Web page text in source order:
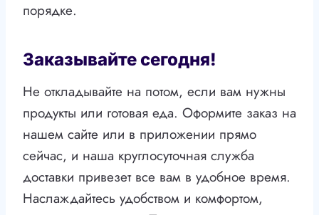
порядке.
Заказывайте сегодня!
Не откладывайте на потом, если вам нужны
продукты или готовая еда. Оформите заказ на
нашем сайте или в приложении прямо
сейчас, и наша круглосуточная служба
доставки привезет все вам в удобное время.
Наслаждайтесь удобством и комфортом,